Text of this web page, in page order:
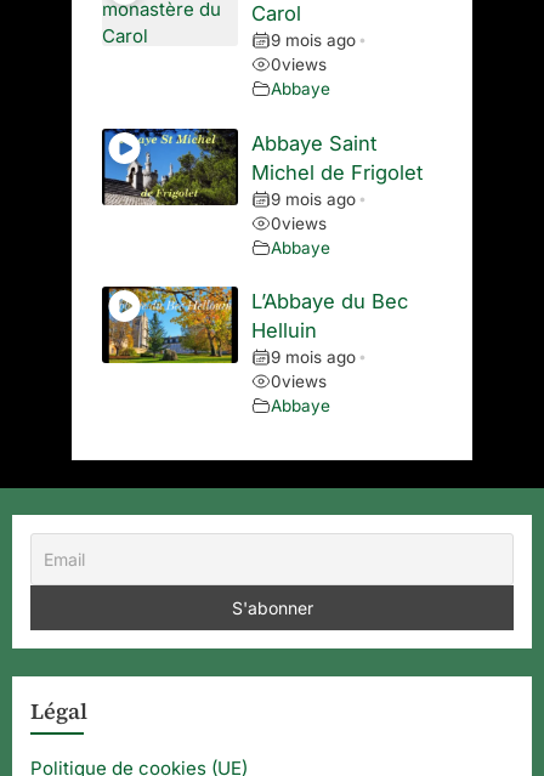
Carol
9 mois ago •
0views
Abbaye
Abbaye Saint
Michel de Frigolet
9 mois ago •
0views
Abbaye
L’Abbaye du Bec
Helluin
9 mois ago •
0views
Abbaye
Légal
Politique de cookies (UE)